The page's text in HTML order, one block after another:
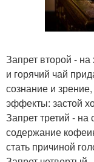
Запрет второй -
и горячий чай
сознание и
эффекты: застой
Запрет третий -
содержание
стать причиной